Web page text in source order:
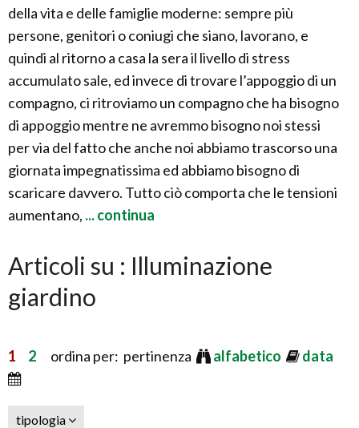
della vita e delle famiglie moderne: sempre più
persone, genitori o coniugi che siano, lavorano, e
quindi al ritorno a casa la sera il livello di stress
accumulato sale, ed invece di trovare l’appoggio di un
compagno, ci ritroviamo un compagno che ha bisogno
di appoggio mentre ne avremmo bisogno noi stessi
per via del fatto che anche noi abbiamo trascorso una
giornata impegnatissima ed abbiamo bisogno di
scaricare davvero. Tutto ciò comporta che le tensioni
aumentano, ... continua
Articoli su : Illuminazione
giardino
1 2 ordina per: pertinenza alfabetico data
tipologia